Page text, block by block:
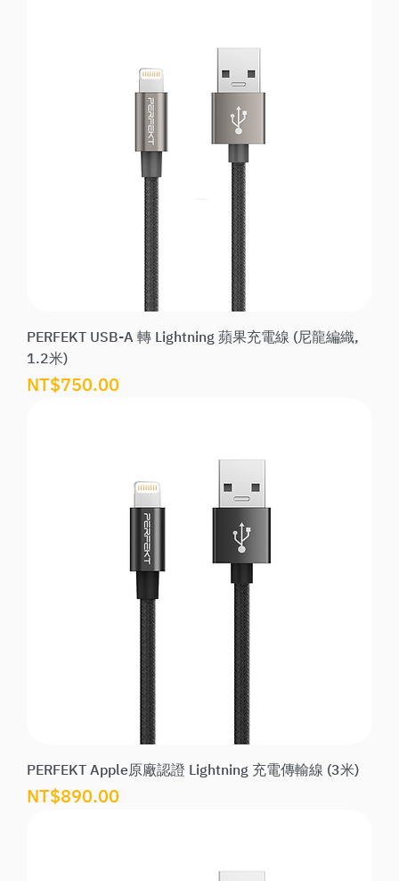
PERFEKT USB-A 轉 Lightning 蘋果充電線 (尼龍編織,
1.2米)
價格
NT$750.00
PERFEKT Apple原廠認證 Lightning 充電傳輸線 (3米)
價格
NT$890.00